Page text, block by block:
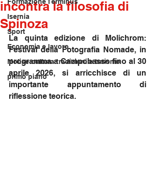
Isernia
Sport
Economia e lavoro
Molise cultura tradizioni e turismo
primo piano
incontra la filosofia di
Spinoza
La quinta edizione di Molichrom:
Festival della Fotografia Nomade, in
programma a Campobasso fino al 30
aprile 2026, si arricchisce di un
importante appuntamento di
riflessione teorica.